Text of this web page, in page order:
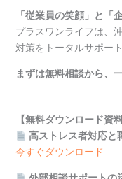
「従業員の笑顔」と「
プラスワンライフは、
対策をトータルサポート
まずは無料相談から、
【無料ダウンロード資料
高ストレス者対応と
今すぐダウンロード